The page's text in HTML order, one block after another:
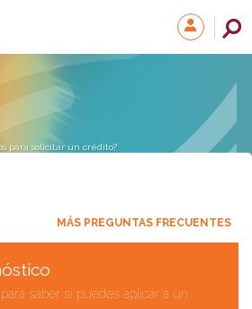
para solicitar un crédito?
MÁS PREGUNTAS FRECUENTES
saber si puedes aplicar a un